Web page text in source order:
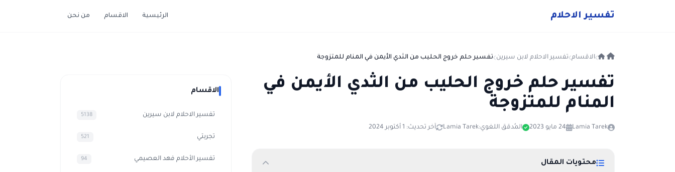
تفسير الاحلام الرئيسية الاقسام من نحن
الاقسام تفسير الاحلام لابن سيرين تفسير حلم خروج الحليب من الثدي الأيمن في المنام للمتزوجة
تفسير حلم خروج الحليب من الثدي الأيمن في
المنام للمتزوجة
Lamia Tarek 24 مايو 2023 المُدقق اللغوي:Lamia Tarek آخر تحديث: 1 أكتوبر 2024
محتويات المقال
الاقسام
تفسير الاحلام لابن سيرين 5138
تجربتي 521
تفسير الأحلام فهد العصيمي 94